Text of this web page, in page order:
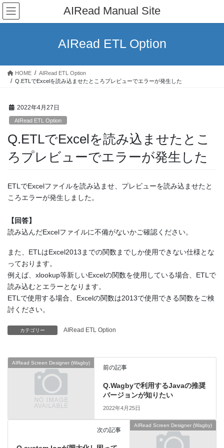
コ
ン
テ
ス
ナ
ビ
ゲ
ン
AIRead Manual Site
AIRead ETL Option
HOME
AIRead ETL Option
Q.ETLでExcelを読み込ませたところプレビューでエラーが発生した
2022年4月27日
AIRead ETL Option
Q.ETLでExcelを読み込ませたとこ
ろプレビューでエラーが発生した
ETLでExcelファイルを読み込ませ、プレビューを読み込ませたと
ころエラーが発生しました。
【回答】
読み込んだExcelファイルに不備がないかご確認ください。
また、ETLはExcel2013までの関数までしか使用できない仕様とな
っております。
例えば、xlookup等新しいExcelの関数を使用している場合、ETLで
読み込むとエラーとなります。
ETLで使用する場合、Excelの関数は2013で使用できる関数をご検
討ください。
カテゴリー AIRead ETL Option
AIRead Screen Designer (Wagby)
前の記事
Q.Wagbyで利用するJavaの推奨
バージョンが知りたい
2022年4月25日
AIRead Screen Designer (Wagby)
次の記事